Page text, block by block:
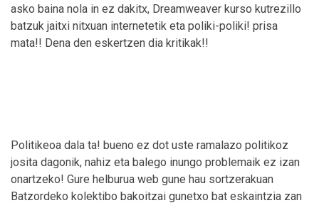
asko baina nola in ez dakitx, Dreamweaver kurso kutrezillo
batzuk jaitxi nitxuan internetetik eta poliki-poliki! prisa
mata!! Dena den eskertzen dia kritikak!!
Politikeoa dala ta! bueno ez dot uste ramalazo politikoz
josita dagonik, nahiz eta balego inungo problemaik ez izan
onartzeko! Gure helburua web gune hau sortzerakuan
Batzordeko kolektibo bakoitzai gunetxo bat eskaintzia zan